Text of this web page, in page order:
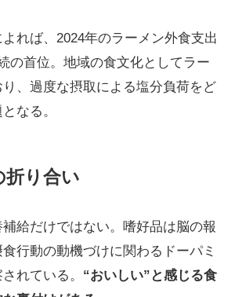
れば、2024年のラーメン外食支出
の首位。地域の食文化としてラー
、過度な摂取による塩分負荷をど
なる。
折り合い
給だけではない。嗜好品は脳の報
行動の動機づけに関わるドーパミ
れている。 “おいしい”と感じる食